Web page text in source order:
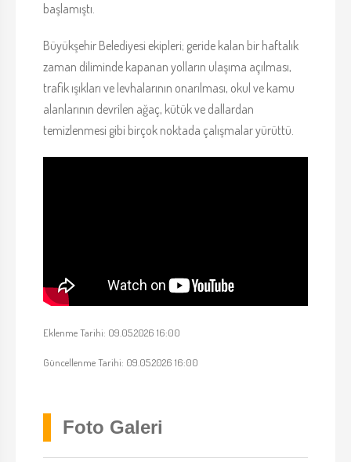
başlamıştı.
Büyükşehir Belediyesi ekipleri; geride kalan bir haftalık
zaman diliminde kapanan yolların ulaşıma açılması,
trafik ışıkları ve levhalarının onarılması, okul ve kamu
alanlarının devrilen ağaç, kütük ve dallardan
temizlenmesi gibi birçok noktada çalışmalar yürüttü.
Eklenme Tarihi: 09.05.2026 16:00
Güncellenme Tarihi: 09.05.2026 16:00
Foto Galeri